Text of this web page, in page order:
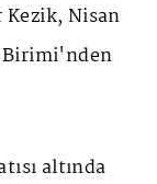
Kezik, Nisan
Birimi'nden
altında